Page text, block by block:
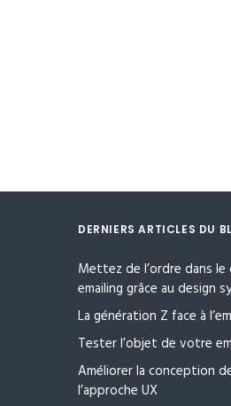
DERNIERS ARTICLES DU
Mettez de l’ordre dans
emailing grâce au design
La génération Z face à
Tester l’objet de votre
Améliorer la conception
l’approche UX